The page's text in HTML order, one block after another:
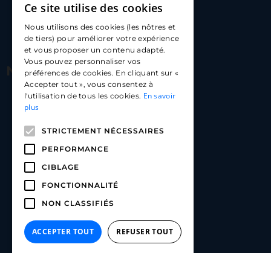
hello@carloapp.com
Nous suivre
Carlo App | Instagram
Carlo App | Linkedin
FRENCH
ENGLISH
SPANISH
Ce site utilise des cookies
Nous utilisons des cookies (les nôtres et
de tiers) pour améliorer votre expérience
et vous proposer un contenu adapté.
Vous pouvez personnaliser vos
préférences de cookies. En cliquant sur «
Accepter tout », vous consentez à
l'utilisation de tous les cookies. En savoir
plus
STRICTEMENT NÉCESSAIRES
PERFORMANCE
CIBLAGE
FONCTIONNALITÉ
NON CLASSIFIÉS
ACCEPTER TOUT REFUSER TOUT